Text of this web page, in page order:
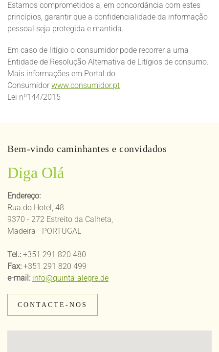
Estamos comprometidos a, em concordância com estes
princípios, garantir que a confidencialidade da informação
pessoal seja protegida e mantida.
Em caso de litígio o consumidor pode recorrer a uma
Entidade de Resolução Alternativa de Litígios de consumo.
Mais informações em Portal do
Consumidor www.consumidor.pt
Lei nº144/2015
Bem-vindo caminhantes e convidados
Diga Olá
Endereço:
Rua do Hotel, 48
9370 - 272 Estreito da Calheta,
Madeira - PORTUGAL
Tel.: +351 291 820 480
Fax: +351 291 820 499
e-mail: info@quinta-alegre.de
CONTACTE-NOS